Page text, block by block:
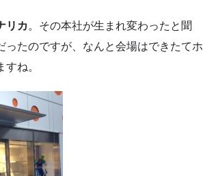
リカ 。その本社が生まれ変わったと聞
たのですが、なんと会場はできたてホ
ね。